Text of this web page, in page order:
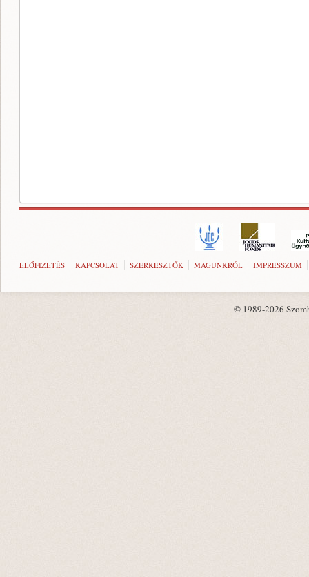
ELŐFIZETÉS KAPCSOLAT SZERKESZTŐK MAGUNKRÓL IMPRESSZUM
© 1989-2026